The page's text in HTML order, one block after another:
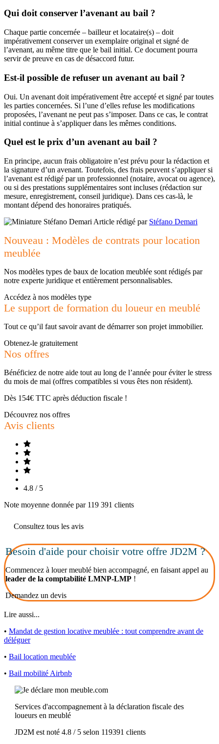
Qui doit conserver l’avenant au bail ?
Chaque partie concernée – bailleur et locataire(s) – doit
impérativement conserver un exemplaire original et signé de
l’avenant, au même titre que le bail initial. Ce document pourra
servir de preuve en cas de désaccord futur.
Est-il possible de refuser un avenant au bail ?
Oui. Un avenant doit impérativement être accepté et signé par toutes
les parties concernées. Si l’une d’elles refuse les modifications
proposées, l’avenant ne peut pas s’imposer. Dans ce cas, le contrat
initial continue à s’appliquer dans les mêmes conditions.
Quel est le prix d’un avenant au bail ?
En principe, aucun frais obligatoire n’est prévu pour la rédaction et
la signature d’un avenant. Toutefois, des frais peuvent s’appliquer si
l’avenant est rédigé par un professionnel (notaire, avocat ou agence),
ou si des prestations supplémentaires sont incluses (rédaction sur
mesure, enregistrement, conseil juridique). Dans ces cas-là, le
montant dépend des honoraires pratiqués.
Article rédigé par Stéfano Demari
Nouveau : Modèles de contrats pour location
meublée
Nos modèles types de baux de location meublée sont rédigés par
notre experte juridique et entièrement personnalisables.
Accédez à nos modèles type
Le support de formation du loueur en meublé
Tout ce qu’il faut savoir avant de démarrer son projet immobilier.
Obtenez-le gratuitement
Nos offres
Bénéficiez de notre aide tout au long de l’année pour éviter le stress
du mois de mai (offres compatibles si vous êtes non résident).
Dès 154€ TTC après déduction fiscale !
Découvrez nos offres
Avis clients
4.8 / 5
Note moyenne donnée par 119 391 clients
Consultez tous les avis
Besoin d'aide pour choisir votre offre JD2M ?
Commencez à louer meublé bien accompagné, en faisant appel au
leader de la comptabilité LMNP-LMP !
Demandez un devis
Lire aussi...
• Mandat de gestion locative meublée : tout comprendre avant de
déléguer
• Bail location meublée
• Bail mobilité Airbnb
Services d'accompagnement à la déclaration fiscale des
loueurs en meublé
JD2M est noté4.8 / 5 selon 119391 clients